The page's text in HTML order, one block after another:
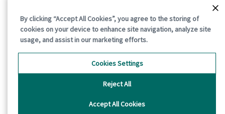
Polityka dotycząca plików cookie
Ogólne warunki
©2026 International Paper. All Rights Reserved.
By clicking “Accept All Cookies”, you agree to the storing of
cookies on your device to enhance site navigation, analyze site
usage, and assist in our marketing efforts.
Accept All Cookies
Reject All
Cookies Settings